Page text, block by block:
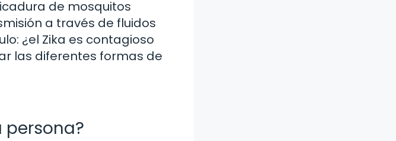
de mosquitos
a través de fluidos
¿el Zika es contagioso
las diferentes formas de
persona?